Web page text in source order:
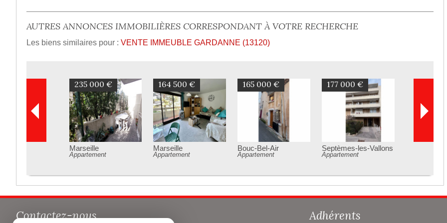
AUTRES ANNONCES IMMOBILIÈRES CORRESPONDANT À VOTRE RECHERCHE
Les biens similaires pour : VENTE IMMEUBLE GARDANNE (13120)
189 000 €
Saint-Savournin
Maison
170 000 €
Gréasque
Terrain
168 000 €
Trets
Appartement
150 000 €
Saint-Savournin
Appartement
Contactez-nous Adhérents